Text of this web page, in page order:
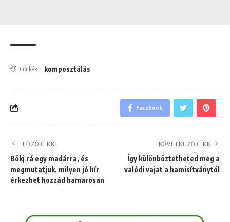
Címkék: komposztálás
Facebook
ELŐZŐ CIKK
Bökj rá egy madárra, és
megmutatjuk, milyen jó hír
érkezhet hozzád hamarosan
KÖVETKEZŐ CIKK
Így különböztetheted meg a
valódi vajat a hamisítványtól